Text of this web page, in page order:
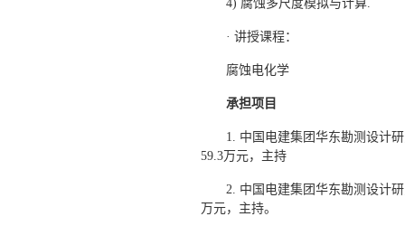
4) 腐蚀多尺度模拟与计算.
· 讲授课程：
腐蚀电化学
承担项目
1. 中国电建集团华东勘测设计
59.3万元，主持
2. 中国电建集团华东勘测设计
万元，主持。